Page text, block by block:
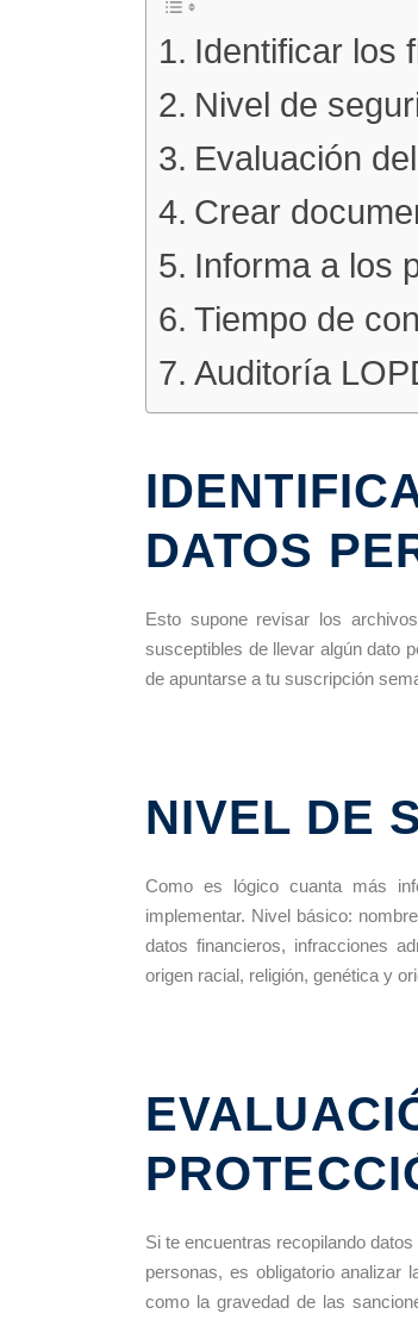
Identificar los
Nivel de
Evaluación
Crear
Informa a los
Tiempo de
Auditoría
DATOS
Esto supone revisar los
susceptibles de llevar algún dato
de apuntarse a tu suscripción
NIVEL DE
Como es lógico cuanta más
implementar. Nivel básico:
datos financieros, infracciones
origen racial, religión, genética y
Si te encuentras recopilando
personas, es obligatorio analizar
como la gravedad de las